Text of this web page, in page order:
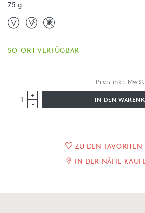
75 g
SOFORT VERFÜGBAR
Preis inkl.
+
-
IN DEN
ZU DEN FAVORITEN
IN DER NÄHE